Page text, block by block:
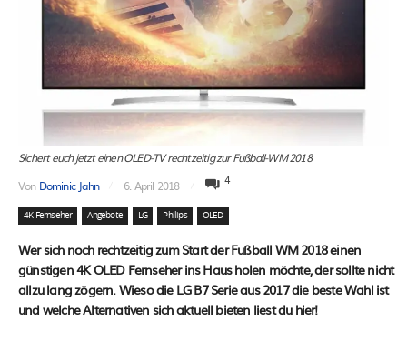
Sichert euch jetzt einen OLED-TV rechtzeitig zur Fußball-WM 2018
Von Dominic Jahn 6. April 2018 4
4K Fernseher Angebote LG Philips OLED
Wer sich noch rechtzeitig zum Start der Fußball WM 2018 einen
günstigen 4K OLED Fernseher ins Haus holen möchte, der sollte nicht
allzu lang zögern. Wieso die LG B7 Serie aus 2017 die beste Wahl ist
und welche Alternativen sich aktuell bieten liest du hier!